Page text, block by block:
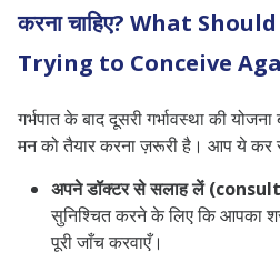
करना चाहिए? What
Trying to Conceive
गर्भपात के बाद दूसरी गर्भावस्था की
मन को तैयार करना ज़रूरी है। आप ये
अपने डॉक्टर से सलाह लें
सुनिश्चित करने के लिए कि आपका
पूरी जाँच करवाएँ।